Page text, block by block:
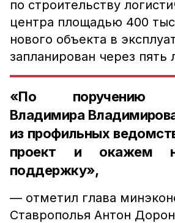
по строительству
центра площадью 400
нового объекта в
запланирован через пять
«По поручению
Владимира
из профильных
проект и окажем
поддержку»,
— отметил глава
Ставрополья Антон